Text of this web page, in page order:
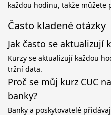
každou hodinu, takže můžete
Často kladené otázky
Jak často se aktualizují
Kurzy se aktualizují každou
tržní data.
Proč se můj kurz CUC
banky?
Banky a poskytovatelé